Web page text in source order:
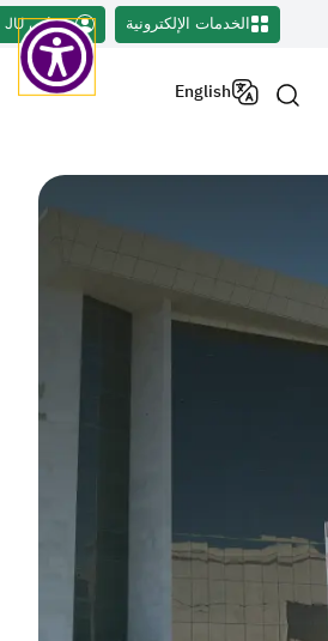
الخدمات الإلكترونية حسابي JU
English